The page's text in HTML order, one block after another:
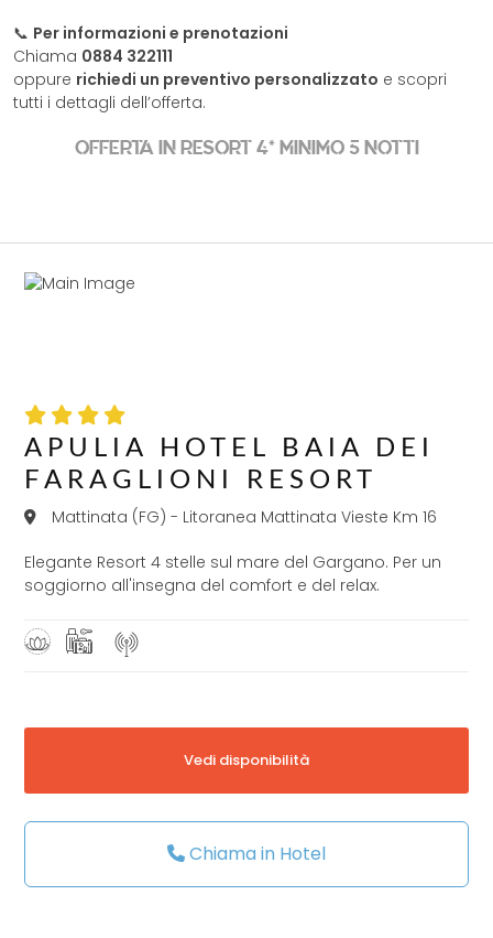
📞 Per informazioni e prenotazioni
Chiama 0884 322111
oppure richiedi un preventivo personalizzato e scopri
tutti i dettagli dell’offerta.
OFFERTA IN RESORT 4* MINIMO 5 NOTTI
APULIA HOTEL BAIA DEI
FARAGLIONI RESORT
Mattinata (FG) - Litoranea Mattinata Vieste Km 16
Elegante Resort 4 stelle sul mare del Gargano. Per un
soggiorno all'insegna del comfort e del relax.
Vedi disponibilità
Chiama in Hotel